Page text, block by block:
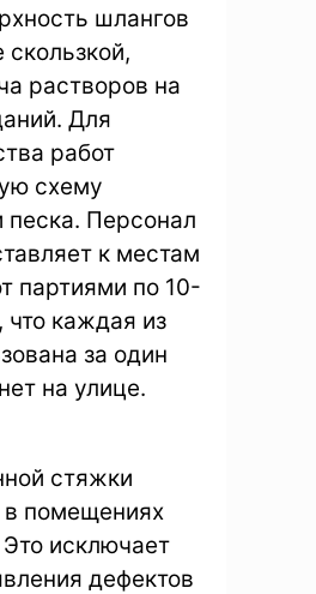
шлангов
скользкой,
растворов на
Для
работ
схему
песка. Персонал
к местам
партиями по 10-
что каждая из
за один
на улице.
стяжки
помещениях
исключает
дефектов